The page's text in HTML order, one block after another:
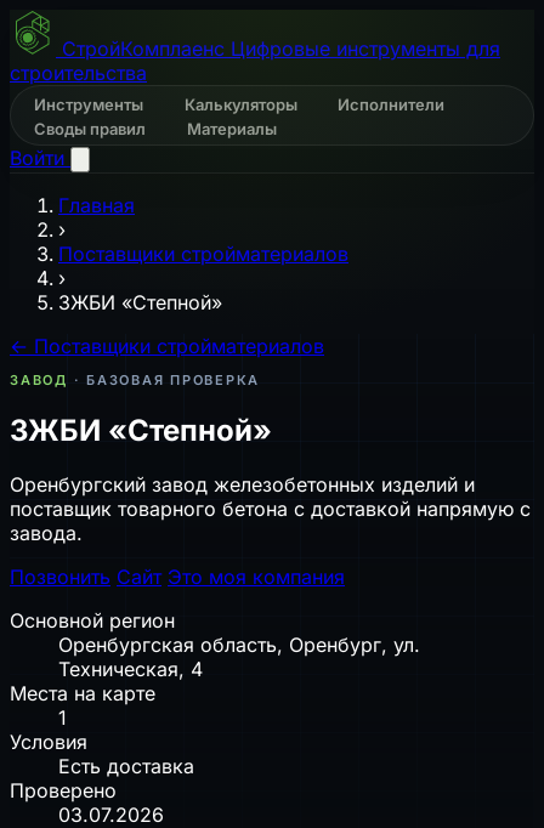
СтройКомплаенс Цифровые инструменты для
строительства
Инструменты Калькуляторы
Исполнители
Своды правил
Материалы
Войти
Главная
›
Поставщики стройматериалов
›
ЗЖБИ «Степной»
← Поставщики стройматериалов
ЗАВОД · БАЗОВАЯ ПРОВЕРКА
ЗЖБИ «Степной»
Оренбургский завод железобетонных изделий и
поставщик товарного бетона с доставкой напрямую с
завода.
Позвонить Сайт Это моя компания
Основной регион
Оренбургская область, Оренбург, ул.
Техническая, 4
Места на карте
1
Условия
Есть доставка
Проверено
03.07.2026